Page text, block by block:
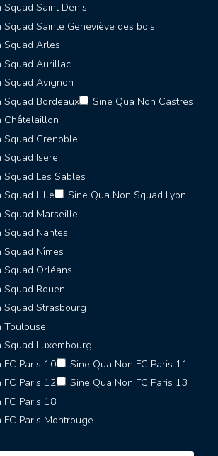
Squad Saint Denis
Squad Sainte Geneviève des bois
Squad Arles
Squad Aurillac
Squad Avignon
Squad Bordeaux
Sine Qua Non Castres
Châtelaillon
Squad Grenoble
Squad Isere
Squad Les Sables
Squad Lille
Sine Qua Non Squad Lyon
Squad Marseille
Squad Nantes
Nîmes
Squad Orléans
Squad Rouen
Squad Strasbourg
Toulouse
Squad Luxembourg
FC Paris 10
Sine Qua Non FC Paris 11
FC Paris 12
Sine Qua Non FC Paris 13
FC Paris 18
FC Paris Montrouge